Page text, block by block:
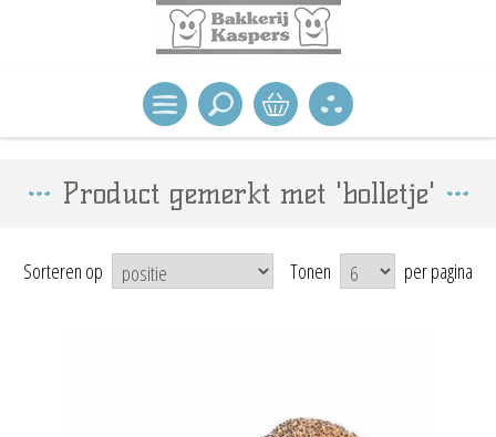
Product gemerkt met 'bolletje'
Sorteren op Tonen per pagina